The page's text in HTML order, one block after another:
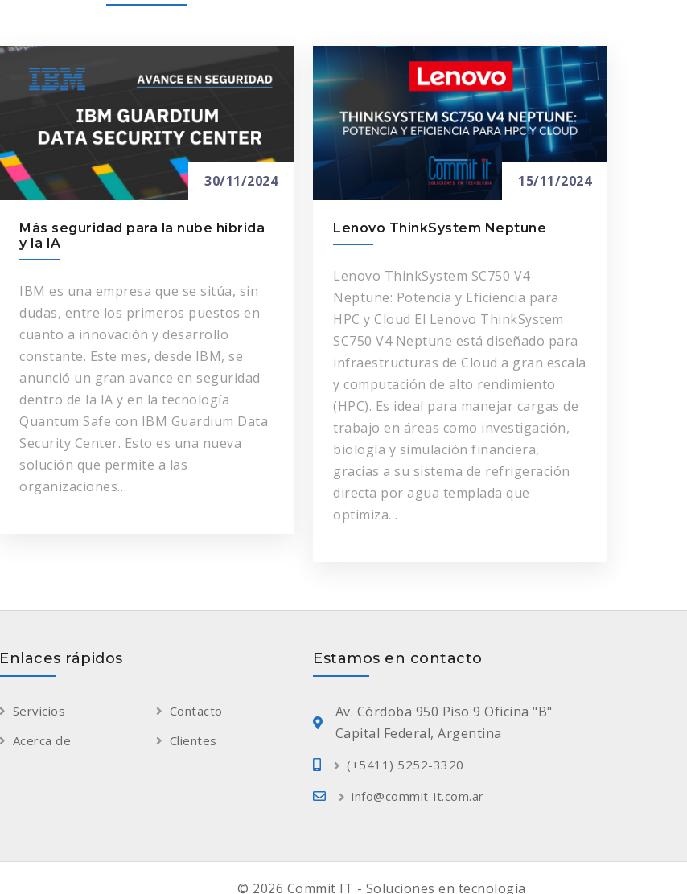
30/11/2024
Más seguridad para la nube híbrida
y la IA
IBM es una empresa que se sitúa, sin
dudas, entre los primeros puestos en
cuanto a innovación y desarrollo
constante. Este mes, desde IBM, se
anunció un gran avance en seguridad
dentro de la IA y en la tecnología
Quantum Safe con IBM Guardium Data
Security Center. Esto es una nueva
solución que permite a las
organizaciones…
15/11/2024
Lenovo ThinkSystem Neptune
Lenovo ThinkSystem SC750 V4
Neptune: Potencia y Eficiencia para
HPC y Cloud El Lenovo ThinkSystem
SC750 V4 Neptune está diseñado para
infraestructuras de Cloud a gran escala
y computación de alto rendimiento
(HPC). Es ideal para manejar cargas de
trabajo en áreas como investigación,
biología y simulación financiera,
gracias a su sistema de refrigeración
directa por agua templada que
optimiza…
Enlaces rápidos
Servicios
Acerca de
Contacto
Clientes
Estamos en contacto
Av. Córdoba 950 Piso 9 Oficina "B"
Capital Federal, Argentina
(+5411) 5252-3320
info@commit-it.com.ar
© 2026 Commit IT - Soluciones en tecnología